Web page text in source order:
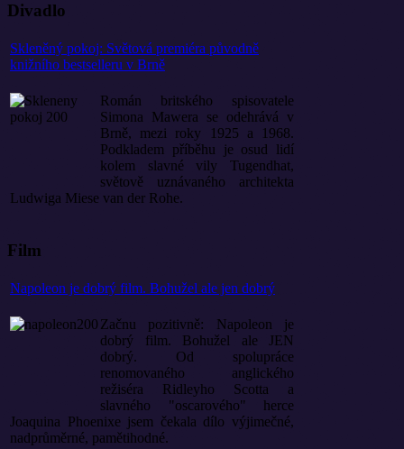
Divadlo
Skleněný pokoj: Světová premiéra původně
knižního bestselleru v Brně
Román britského spisovatele
Simona Mawera se odehrává v
Brně, mezi roky 1925 a 1968.
Podkladem příběhu je osud lidí
kolem slavné vily Tugendhat,
světově uznávaného architekta
Ludwiga Miese van der Rohe.
Film
Napoleon je dobrý film. Bohužel ale jen dobrý
Začnu pozitivně: Napoleon je
dobrý film. Bohužel ale JEN
dobrý. Od spolupráce
renomovaného anglického
režiséra Ridleyho Scotta a
slavného "oscarového" herce
Joaquina Phoenixe jsem čekala dílo výjimečné,
nadprůměrné, pamětihodné.